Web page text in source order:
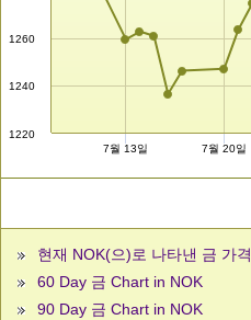
1220
1240
1260
7월 13일 7월 20일
현재 NOK(으)로 나타낸 금 가격
60 Day 금 Chart in NOK
90 Day 금 Chart in NOK